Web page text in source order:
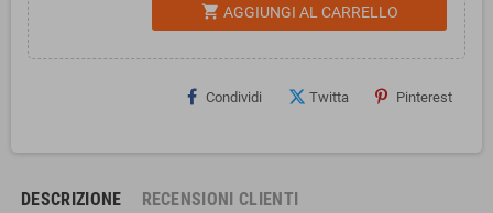
shopping_cart AGGIUNGI AL CARRELLO
Condividi Twitta Pinterest
DESCRIZIONE RECENSIONI CLIENTI